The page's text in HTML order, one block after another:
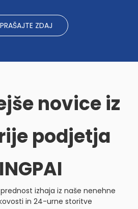
ZDAJ
novice iz
podjetja
izhaja iz naše nenehne
in 24-urne storitve